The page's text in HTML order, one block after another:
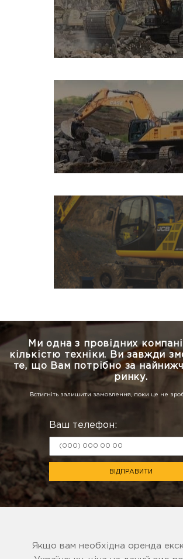
Ми одна з провідних
кількістю техніки.
Ви завжди
те, що Вам потрібно за
ринку.
Встигніть залишити замовлення, поки це не
Ваш телефон:
ВІДПРАВИТИ
Якщо вам необхідна оренда